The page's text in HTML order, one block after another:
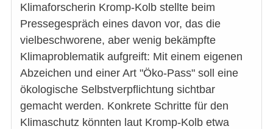
Klimaforscherin Kromp-Kolb stellte beim
Pressegespräch eines davon vor, das die
vielbeschworene, aber wenig bekämpfte
Klimaproblematik aufgreift: Mit einem eigenen
Abzeichen und einer Art "Öko-Pass" soll eine
ökologische Selbstverpflichtung sichtbar
gemacht werden. Konkrete Schritte für den
Klimaschutz könnten laut Kromp-Kolb etwa